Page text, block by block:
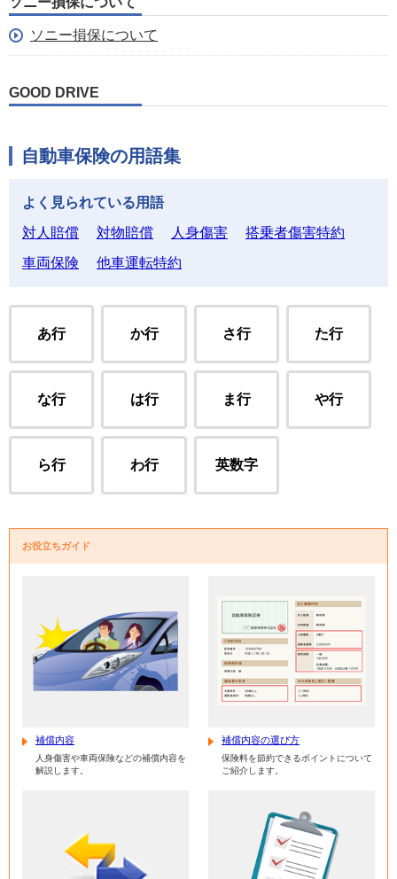
ソニー損保について
GOOD DRIVE
自動車保険の用語集
よく見られている用語
対人賠償
対物賠償 人身傷害
搭乗者傷害特約
車両保険
他車運転特約
あ行 か行 さ行 た行
な行 は行 ま行 や行
ら行 わ行 英数字
お役立ちガイド
補償内容
人身傷害や車両保険などの補償内容を
解説します。
補償内容の選び方
保険料を節約できるポイントについて
ご紹介します。